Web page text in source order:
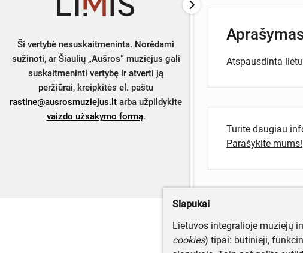
Ši vertybė nesuskaitmeninta. Norėdami
sužinoti, ar Šiaulių „Aušros“ muziejus gali
suskaitmeninti vertybę ir atverti ją
peržiūrai, kreipkitės el. paštu
rastine@ausrosmuziejus.lt arba užpildykite
vaizdo užsakymo formą.
Atspausdinta
Turite daugiau
Parašykite mums!
Slapukai
Lietuvos integralioje muziejų
cookies) tipai: būtinieji,